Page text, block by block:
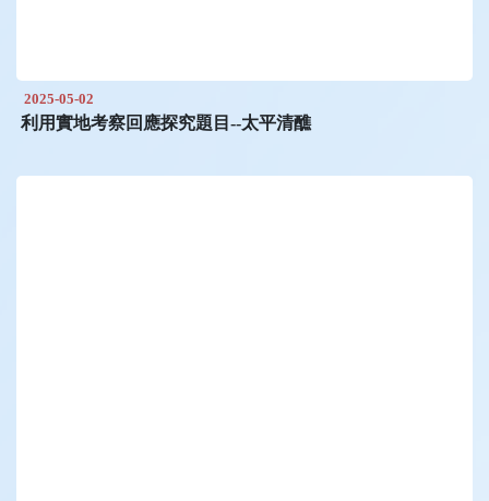
2025-05-02
利用實地考察回應探究題目--太平清醮